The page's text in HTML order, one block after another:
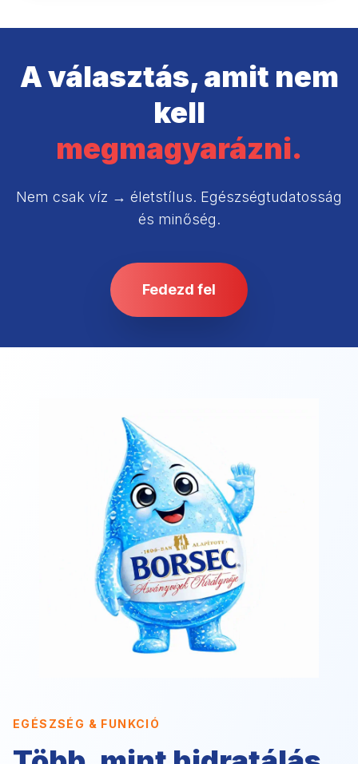
A választás, amit nem
kell
megmagyarázni.
Nem csak víz → életstílus. Egészségtudatosság
és minőség.
Fedezd fel
EGÉSZSÉG & FUNKCIÓ